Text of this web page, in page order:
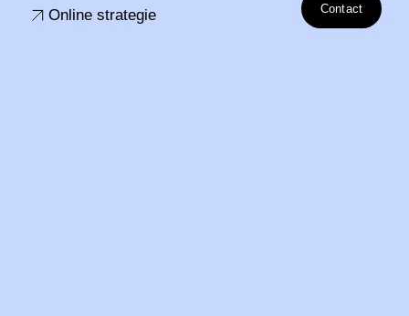
Online strategie Contact